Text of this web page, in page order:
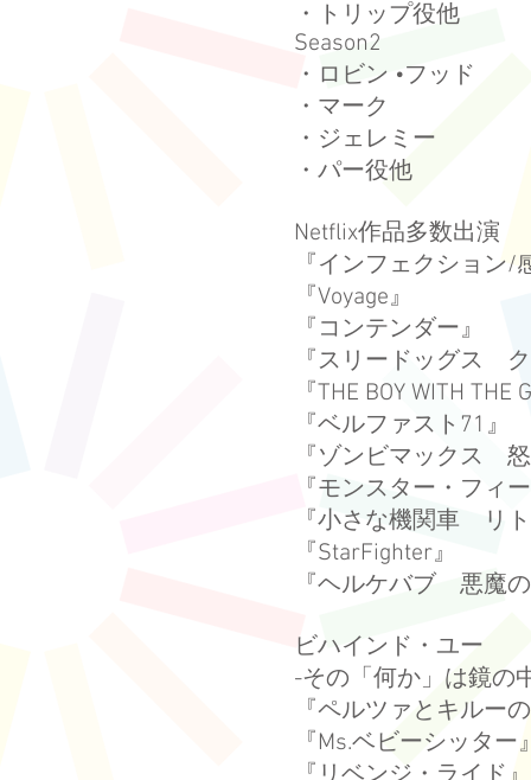
・トリップ役他
Season2
・ロビン •フッド
・マーク
・ジェレミー
・パー役他
Netflix作品多数出演
『インフェクション/
『Voyage』
『コンテンダー』
『スリードッグス
『THE BOY WITH THE
『ベルファスト71』
『ゾンビマックス
『モンスター・フィ
『小さな機関車 リ
『StarFighter』
『ヘルケバブ 悪魔
ビハインド・ユー
​-その「何か」は鏡
『ペルツァとキル
『Ms.ベビーシッタ